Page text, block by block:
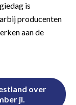
is
producenten
aan de
over
jl.